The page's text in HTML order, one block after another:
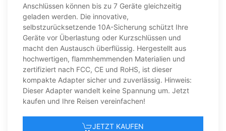
Anschlüssen können bis zu 7 Geräte gleichzeitig
geladen werden. Die innovative,
selbstzurücksetzende 10A-Sicherung schützt Ihre
Geräte vor Überlastung oder Kurzschlüssen und
macht den Austausch überflüssig. Hergestellt aus
hochwertigen, flammhemmenden Materialien und
zertifiziert nach FCC, CE und RoHS, ist dieser
kompakte Adapter sicher und zuverlässig. Hinweis:
Dieser Adapter wandelt keine Spannung um. Jetzt
kaufen und Ihre Reisen vereinfachen!
JETZT KAUFEN